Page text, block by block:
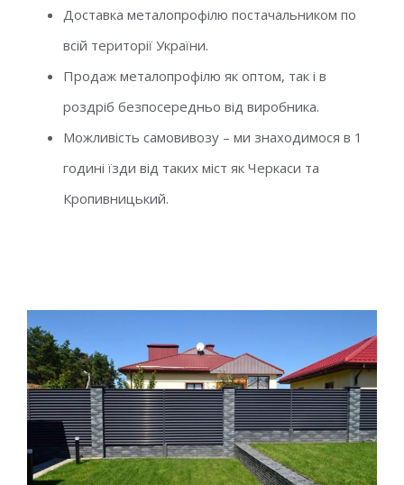
Доставка металопрофілю постачальником по
всій території України.
Продаж металопрофілю як оптом, так і в
роздріб безпосередньо від виробника.
Можливість самовивозу – ми знаходимося в 1
годині їзди від таких міст як Черкаси та
Кропивницький.